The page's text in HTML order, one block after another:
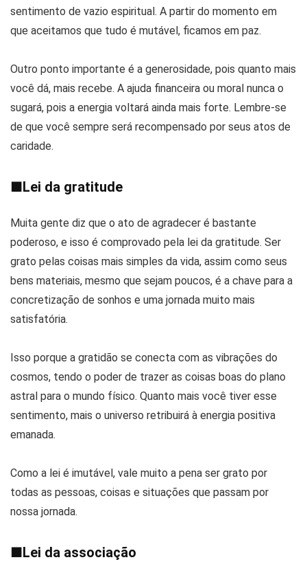
sentimento de vazio espiritual. A partir do momento em
que aceitamos que tudo é mutável, ficamos em paz.
Outro ponto importante é a generosidade, pois quanto mais
você dá, mais recebe. A ajuda financeira ou moral nunca o
sugará, pois a energia voltará ainda mais forte. Lembre-se
de que você sempre será recompensado por seus atos de
caridade.
■Lei da gratitude
Muita gente diz que o ato de agradecer é bastante
poderoso, e isso é comprovado pela lei da gratitude. Ser
grato pelas coisas mais simples da vida, assim como seus
bens materiais, mesmo que sejam poucos, é a chave para a
concretização de sonhos e uma jornada muito mais
satisfatória.
Isso porque a gratidão se conecta com as vibrações do
cosmos, tendo o poder de trazer as coisas boas do plano
astral para o mundo físico. Quanto mais você tiver esse
sentimento, mais o universo retribuirá à energia positiva
emanada.
Como a lei é imutável, vale muito a pena ser grato por
todas as pessoas, coisas e situações que passam por
nossa jornada.
■Lei da associação